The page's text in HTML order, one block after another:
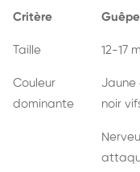
Critère Guêpe
Taille 12-17
Couleur
dominante
Jaune
noir